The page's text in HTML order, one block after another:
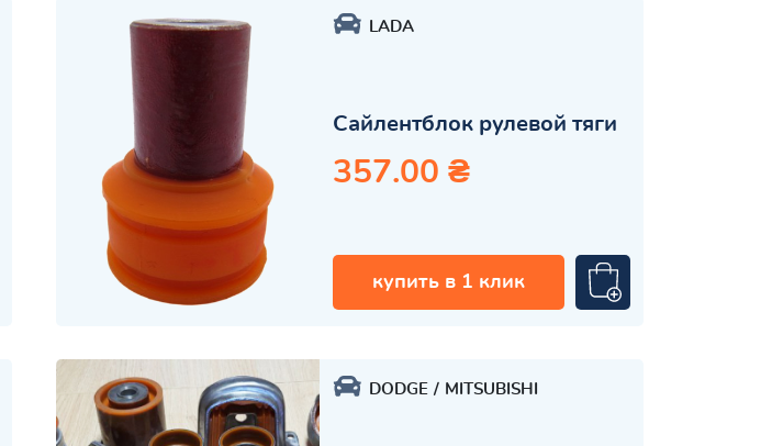
LADA
Сайлентблок рулевой тяги
357.00 ₴
купить в 1 клик
DODGE MITSUBISHI